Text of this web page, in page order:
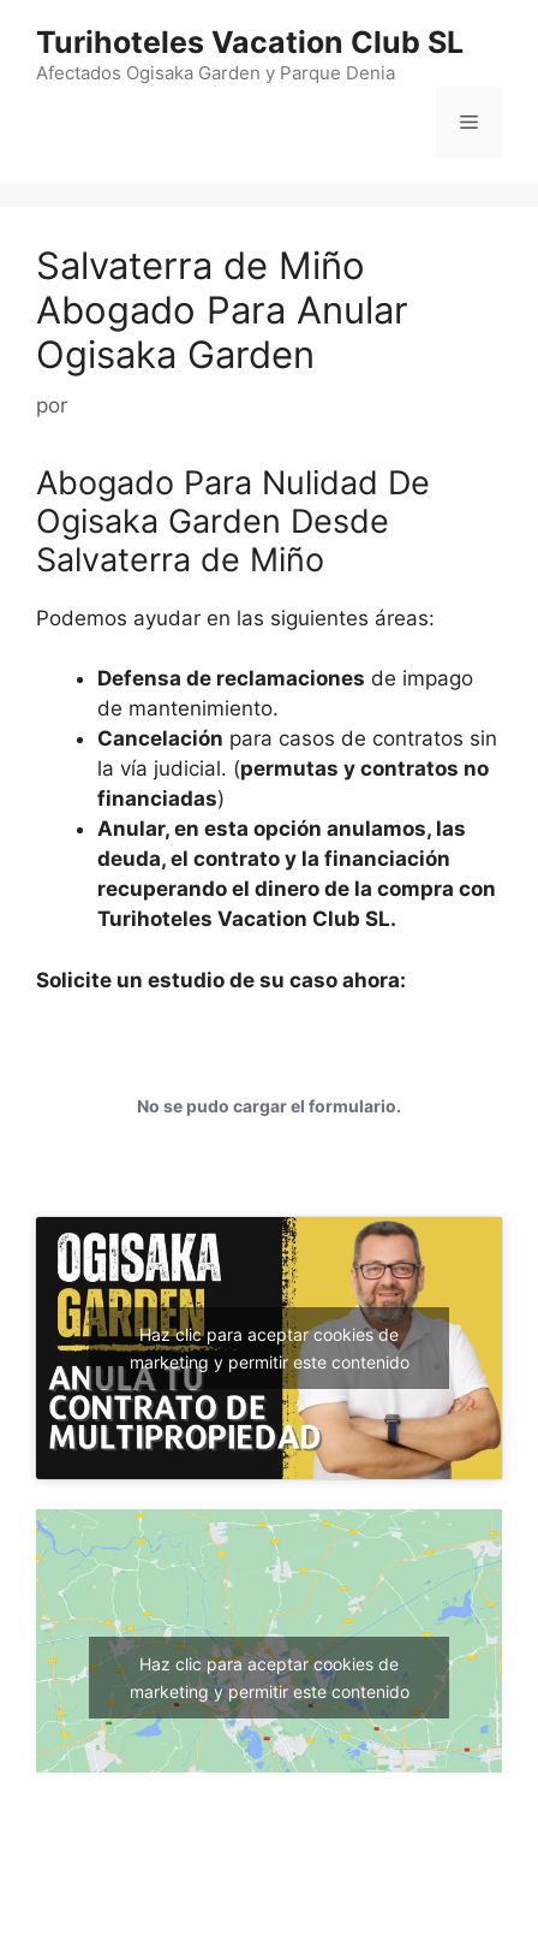
contenido
Turihoteles Vacation Club SL
Afectados Ogisaka Garden y Parque Denia
Menú
Salvaterra de Miño
Abogado Para Anular
Ogisaka Garden
por
Abogado Para Nulidad De
Ogisaka Garden Desde
Salvaterra de Miño
Podemos ayudar en las siguientes áreas:
Defensa de reclamaciones de impago
de mantenimiento.
Cancelación para casos de contratos sin
la vía judicial. (permutas y contratos no
financiadas)
Anular, en esta opción anulamos, las
deuda, el contrato y la financiación
recuperando el dinero de la compra con
Turihoteles Vacation Club SL.
Solicite un estudio de su caso ahora:
No se pudo cargar el formulario.
Haz clic para aceptar cookies de
marketing y permitir este contenido
Haz clic para aceptar cookies de
marketing y permitir este contenido